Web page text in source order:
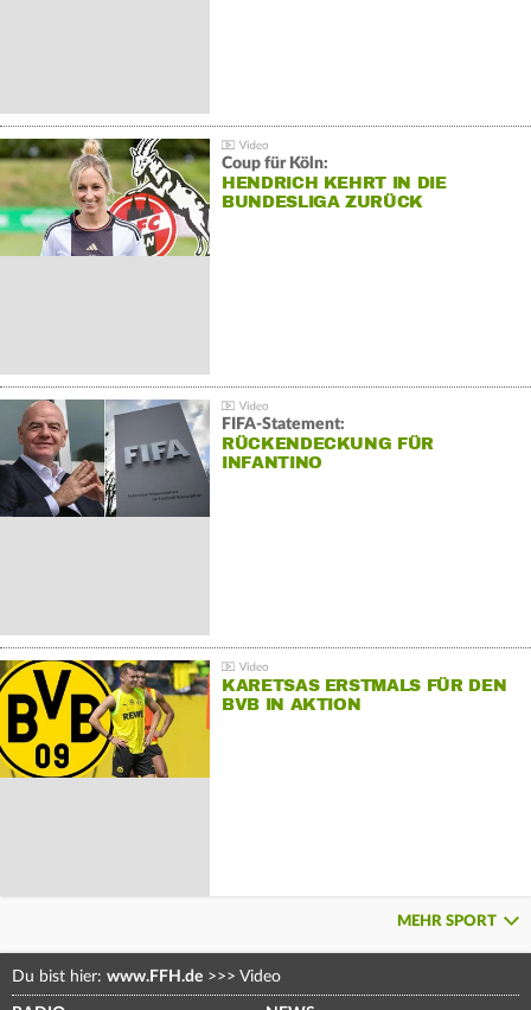
Coup für Köln:
HENDRICH KEHRT IN DIE
BUNDESLIGA ZURÜCK
FIFA-Statement:
RÜCKENDECKUNG FÜR
INFANTINO
KARETSAS ERSTMALS FÜR DEN
BVB IN AKTION
MEHR SPORT
Du bist hier: www.FFH.de >>> Video